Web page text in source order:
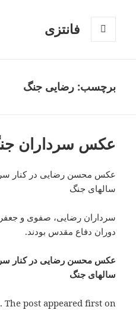
فانتزی
برچسب: رضایی جنگ
عکس سرداران
عکس محسن رضایی در کنار
سالهای جنگ
سرداران رضایی، صفوی و
دوران دفاع مقدس بودند.
عکس محسن رضایی در کنار
سالهای جنگ
The post appeared first on .